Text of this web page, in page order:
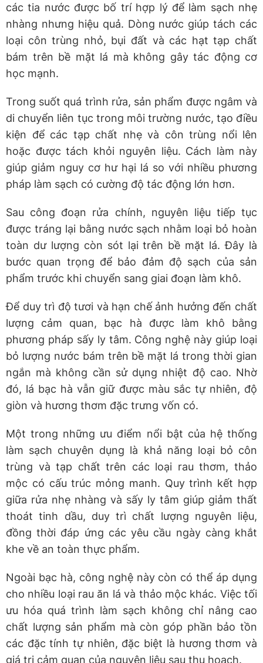
các tia nước được bố trí hợp lý để làm sạch nhẹ
nhàng nhưng hiệu quả. Dòng nước giúp tách các
loại côn trùng nhỏ, bụi đất và các hạt tạp chất
bám trên bề mặt lá mà không gây tác động cơ
học mạnh.
Trong suốt quá trình rửa, sản phẩm được ngâm và
di chuyển liên tục trong môi trường nước, tạo điều
kiện để các tạp chất nhẹ và côn trùng nổi lên
hoặc được tách khỏi nguyên liệu. Cách làm này
giúp giảm nguy cơ hư hại lá so với nhiều phương
pháp làm sạch có cường độ tác động lớn hơn.
Sau công đoạn rửa chính, nguyên liệu tiếp tục
được tráng lại bằng nước sạch nhằm loại bỏ hoàn
toàn dư lượng còn sót lại trên bề mặt lá. Đây là
bước quan trọng để bảo đảm độ sạch của sản
phẩm trước khi chuyển sang giai đoạn làm khô.
Để duy trì độ tươi và hạn chế ảnh hưởng đến chất
lượng cảm quan, bạc hà được làm khô bằng
phương pháp sấy ly tâm. Công nghệ này giúp loại
bỏ lượng nước bám trên bề mặt lá trong thời gian
ngắn mà không cần sử dụng nhiệt độ cao. Nhờ
đó, lá bạc hà vẫn giữ được màu sắc tự nhiên, độ
giòn và hương thơm đặc trưng vốn có.
Một trong những ưu điểm nổi bật của hệ thống
làm sạch chuyên dụng là khả năng loại bỏ côn
trùng và tạp chất trên các loại rau thơm, thảo
mộc có cấu trúc mỏng manh. Quy trình kết hợp
giữa rửa nhẹ nhàng và sấy ly tâm giúp giảm thất
thoát tinh dầu, duy trì chất lượng nguyên liệu,
đồng thời đáp ứng các yêu cầu ngày càng khắt
khe về an toàn thực phẩm.
Ngoài bạc hà, công nghệ này còn có thể áp dụng
cho nhiều loại rau ăn lá và thảo mộc khác. Việc tối
ưu hóa quá trình làm sạch không chỉ nâng cao
chất lượng sản phẩm mà còn góp phần bảo tồn
các đặc tính tự nhiên, đặc biệt là hương thơm và
giá trị cảm quan của nguyên liệu sau thu hoạch.